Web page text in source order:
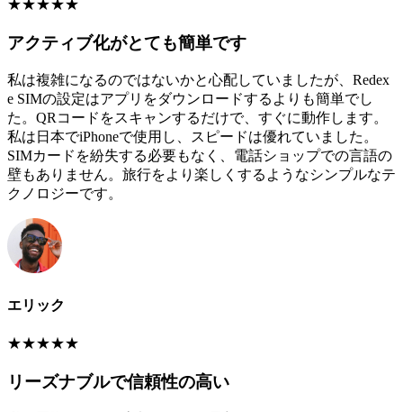
★★★★★
アクティブ化がとても簡単です
私は複雑になるのではないかと心配していましたが、Redex
e SIMの設定はアプリをダウンロードするよりも簡単でし
た。QRコードをスキャンするだけで、すぐに動作します。
私は日本でiPhoneで使用し、スピードは優れていました。
SIMカードを紛失する必要もなく、電話ショップでの言語の
壁もありません。旅行をより楽しくするようなシンプルなテ
クノロジーです。
エリック
★★★★★
リーズナブルで信頼性の高い